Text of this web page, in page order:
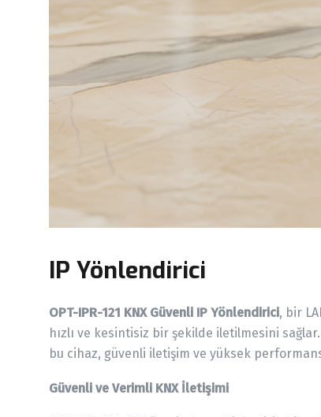
IP Yönlendirici
OPT-IPR-121 KNX Güvenli IP Yönlendirici, bir
hızlı ve kesintisiz bir şekilde iletilmesini sağlar.
bu cihaz, güvenli iletişim ve yüksek
Güvenli ve Verimli KNX İletişimi